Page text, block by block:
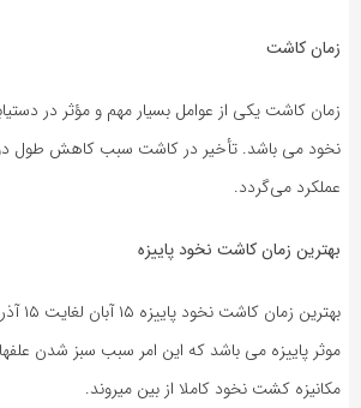
زمان کاشت
زمان کاشت یکی از عوامل بسیار مهم و مؤثر در
نخود می باشد. تأخیر در کاشت سبب کاهش طول
عملکرد می‌گردد.
بهترین زمان کاشت نخود پاییزه
بهترین
موثر پاییزه می باشد که این امر سبب سبز شدن
مکانیزه کشت نخود کاملا از بین میروند.